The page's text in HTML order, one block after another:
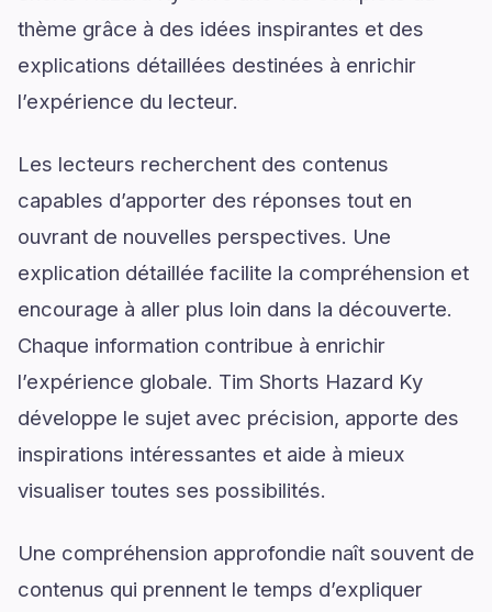
thème grâce à des idées inspirantes et des
explications détaillées destinées à enrichir
l’expérience du lecteur.
Les lecteurs recherchent des contenus
capables d’apporter des réponses tout en
ouvrant de nouvelles perspectives. Une
explication détaillée facilite la compréhension et
encourage à aller plus loin dans la découverte.
Chaque information contribue à enrichir
l’expérience globale. Tim Shorts Hazard Ky
développe le sujet avec précision, apporte des
inspirations intéressantes et aide à mieux
visualiser toutes ses possibilités.
Une compréhension approfondie naît souvent de
contenus qui prennent le temps d’expliquer